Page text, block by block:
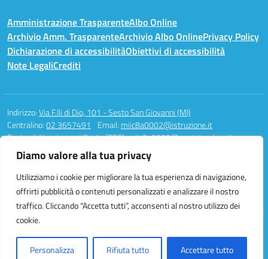
Diamo valore alla tua privacy
Utilizziamo i cookie per migliorare la tua esperienza di navigazione,
offrirti pubblicità o contenuti personalizzati e analizzare il nostro
traffico. Cliccando “Accetta tutti”, acconsenti al nostro utilizzo dei
cookie.
Personalizza Rifiuta tutto Accettare tutto
Amministrazione TrasparenteAlbo Online
Archivio Amm. TrasparenteArchivio Albo OnlinePrivacy Policy
Dichiarazione di accessibilitàObiettivi di accessibilità
Note LegaliCrediti
Indirizzo:Via F.lli di Dio, 101 - Sesto San Giovanni (MI)
Centralino:02 3657491 Email: miic8a0002@istruzione.it
Posta elettronica certificata (PEC):miic8a0002@pec.istruzione.it
Codice fiscale: 94581340158
Codice meccanografico:
MIIC8A0002
Codice unico di fatturazione (CUF): UFAUH0